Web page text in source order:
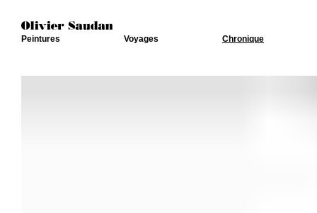
Peintures Voyages Chronique